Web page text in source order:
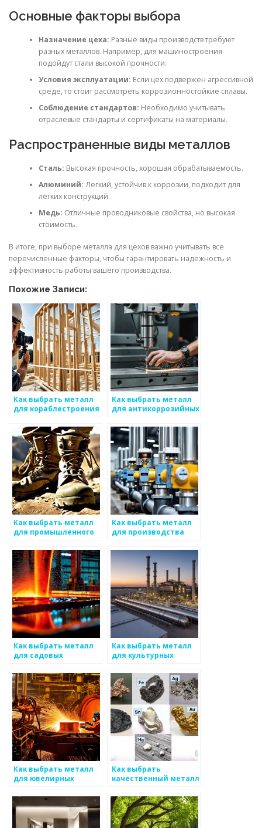
Основные факторы выбора
Назначение цеха: Разные виды производств требуют
разных металлов. Например, для машиностроения
подойдут стали высокой прочности.
Условия эксплуатации: Если цех подвержен агрессивной
среде, то стоит рассмотреть коррозионностойкие сплавы.
Соблюдение стандартов: Необходимо учитывать
отраслевые стандарты и сертификаты на материалы.
Распространенные виды металлов
Сталь: Высокая прочность, хорошая обрабатываемость.
Алюминий: Легкий, устойчив к коррозии, подходит для
легких конструкций.
Медь: Отличные проводниковые свойства, но высокая
стоимость.
В итоге, при выборе металла для цехов важно учитывать все
перечисленные факторы, чтобы гарантировать надежность и
эффективность работы вашего производства.
Похожие Записи:
Как выбрать металл
для кораблестроения
Как выбрать металл
для антикоррозийных
Как выбрать металл
для промышленного
Как выбрать металл
для производства
Как выбрать металл
для садовых
Как выбрать металл
для культурных
Как выбрать металл
для ювелирных
Как выбрать
качественный металл